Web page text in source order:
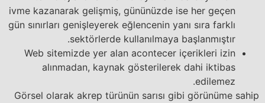
ivme kazanarak gelişmiş, gününüzde ise her geçen
gün sınırları genişleyerek eğlencenin yanı sıra farklı
sektörlerde kullanılmaya başlanmıştır.
Web sitemizde yer alan acontecer içerikleri izin
alınmadan, kaynak gösterilerek dahi iktibas
edilemez.
Görsel olarak akrep türünün sarısı gibi görünüme sahip